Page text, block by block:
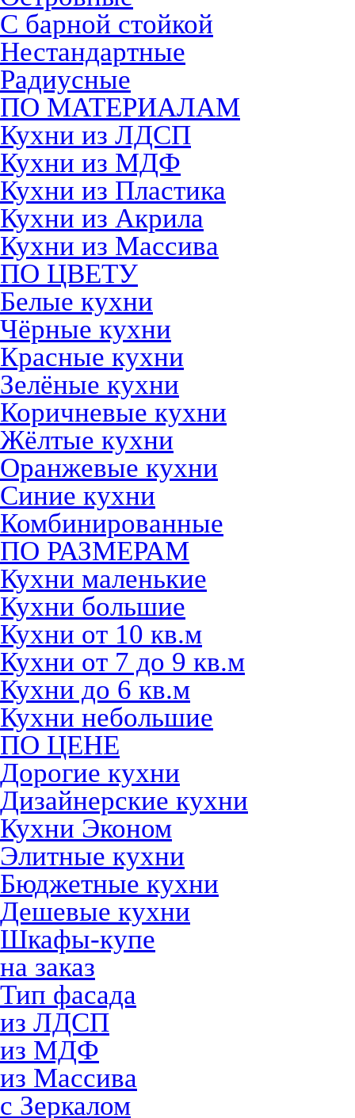
С барной стойкой
Нестандартные
Радиусные
ПО МАТЕРИАЛАМ
Кухни из ЛДСП
Кухни из МДФ
Кухни из Пластика
Кухни из Акрила
Кухни из Массива
ПО ЦВЕТУ
Белые кухни
Чёрные кухни
Красные кухни
Зелёные кухни
Коричневые кухни
Жёлтые кухни
Оранжевые кухни
Синие кухни
Комбинированные
ПО РАЗМЕРАМ
Кухни маленькие
Кухни большие
Кухни от 10 кв.м
Кухни от 7 до 9 кв.м
Кухни до 6 кв.м
Кухни небольшие
ПО ЦЕНЕ
Дорогие кухни
Дизайнерские кухни
Кухни Эконом
Элитные кухни
Бюджетные кухни
Дешевые кухни
Шкафы-купе
на заказ
Тип фасада
из ЛДСП
из МДФ
из Массива
с Зеркалом